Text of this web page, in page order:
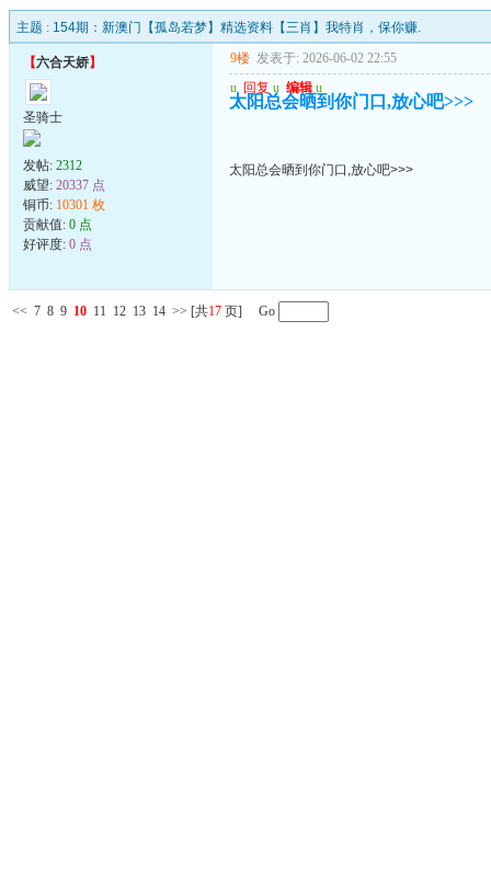
主题 : 154期：新澳门【孤岛若梦】精选资料【三肖】我特肖，保你赚.
【六合天娇】
圣骑士
发帖: 2312
威望: 20337 点
铜币: 10301 枚
贡献值: 0 点
好评度: 0 点
9楼 发表于: 2026-06-02 22:55
u 回复 u 编辑 u
太阳总会晒到你门口,放心吧>>>
太阳总会晒到你门口,放心吧>>>
<< 7 8 9 10 11 12 13 14 >> [共17 页] Go